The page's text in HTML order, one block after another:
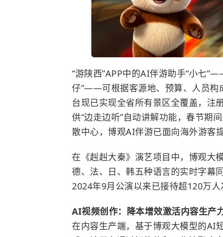
“游陕西”APP中的AI伴游助手“小七
仔”——可根据客源地、预算、人员构
台现已实现全省所有景区全覆盖，注
供“边走边听”自动讲解功能，春节期
散中心，博观AI伴游已面向海外游客
在《赳赳大秦》演艺项目中，博观大
德、法、日、韩五种语言的实时字幕
2024年9月公演以来已接待超120万
AI视频创作：降本增效激活内容生产
在内容生产端，基于博观大模型的AI